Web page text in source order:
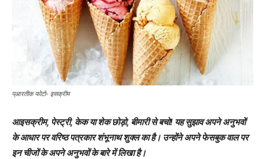
प्आरतीक फोटो- इसक्रीम
आइसक्रीम, पेस्ट्री, केक या शेक छोड़ो, बीमारी से बचो! यह सुझाव अपने अनुभवों
के आधार पर वरिष्ठ पत्रकार शंभूनाथ शुक्ल का है। उन्होंने अपने फेसबुक वाल पर
इन चीजों के अपने अनुभवों के बारे में लिखा है।